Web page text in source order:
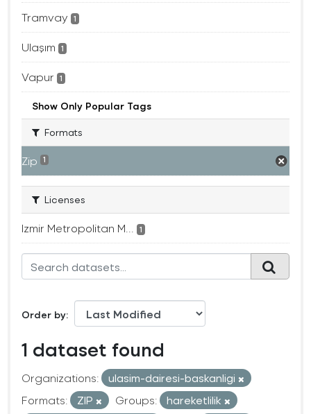
Tramvay 1
Ulaşım 1
Vapur 1
Show Only Popular Tags
Formats
Zip 1
Licenses
Izmir Metropolitan M... 1
Order by
1 dataset found
Organizations:
ulasim-dairesi-baskanligi
Formats:
ZIP Groups:
hareketlilik